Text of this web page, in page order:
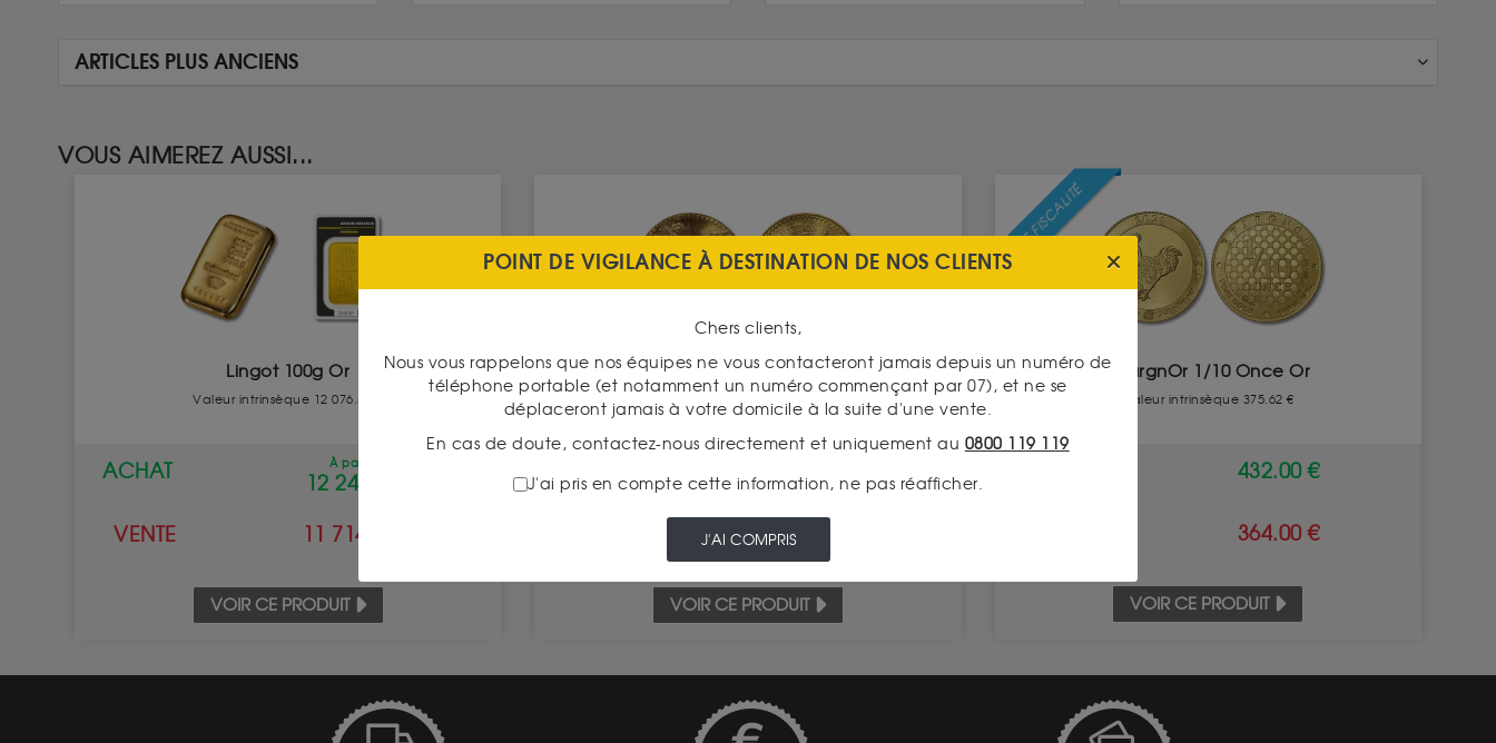
ARTICLES PLUS ANCIENS
VOUS AIMEREZ AUSSI...
Lingot 100g Or
Valeur intrinsèque 12 076.54 €
ACHAT À partir de
12 242.50 €
VENTE 11 714.00 €
VOIR CE PRODUIT
50 Pesos Or
4 654.00 €
4 403.00 €
VOIR CE PRODUIT
SANS FISCALITÉ
EpargnOr 1/10 Once Or
Valeur intrinsèque 375.62 €
432.00 €
364.00 €
VOIR CE PRODUIT
POINT DE VIGILANCE À DESTINATION DE NOS CLIENTS
Chers clients,
Nous vous rappelons que nos équipes ne vous contacteront jamais depuis un numéro de
téléphone portable (et notamment un numéro commençant par 07), et ne se
déplaceront jamais à votre domicile à la suite d'une vente.
En cas de doute, contactez-nous directement et uniquement au 0800 119 119
J'ai pris en compte cette information, ne pas réafficher.
J'AI COMPRIS